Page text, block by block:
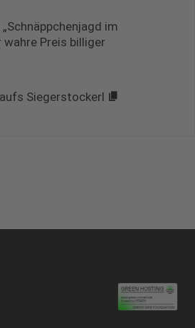
im
Preis billiger
Siegerstockerl